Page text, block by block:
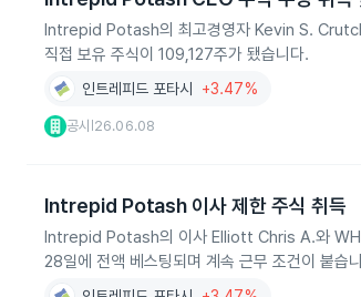
Intrepid Potash의 최고경영자 Kevin S.
직접 보유 주식이 109,127주가 됐습니다.
인트레피드 포타시 +3.47%
공시 26.06.08
Intrepid Potash 이사 제한 주식 취득
Intrepid Potash의 이사 Elliott Chris A.와
28일에 전액 베스팅되며 계속 근무 조건이 붙습